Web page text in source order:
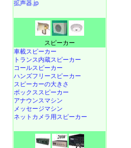
拡声器.jp
スピーカー
車載スピーカー
トランス内蔵スピーカー
コールスピーカー
ハンズフリースピーカー
スピーカーの大きさ
ボックススピーカー
アナウンスマシン
メッセージマシン
ネットカメラ用スピーカー